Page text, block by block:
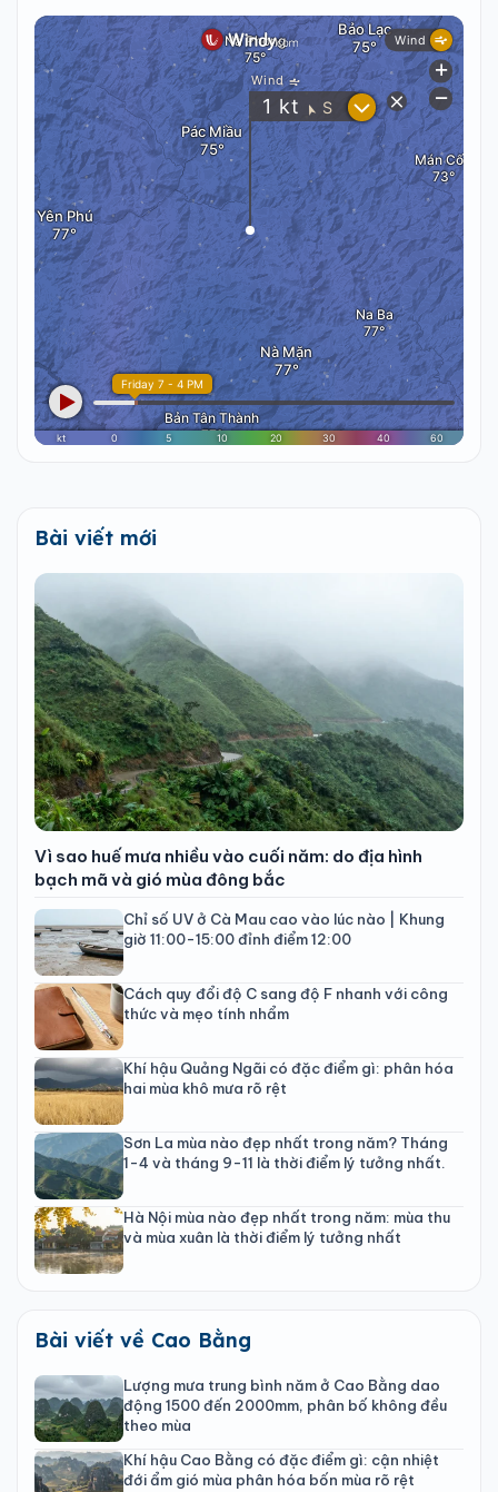
Bài viết mới
Vì sao huế mưa nhiều vào cuối năm: do địa hình
bạch mã và gió mùa đông bắc
Chỉ số UV ở Cà Mau cao vào lúc nào | Khung
giờ 11:00-15:00 đỉnh điểm 12:00
Cách quy đổi độ C sang độ F nhanh với công
thức và mẹo tính nhẩm
Khí hậu Quảng Ngãi có đặc điểm gì: phân hóa
hai mùa khô mưa rõ rệt
Sơn La mùa nào đẹp nhất trong năm? Tháng
1-4 và tháng 9-11 là thời điểm lý tưởng nhất.
Hà Nội mùa nào đẹp nhất trong năm: mùa thu
và mùa xuân là thời điểm lý tưởng nhất
Bài viết về Cao Bằng
Lượng mưa trung bình năm ở Cao Bằng dao
động 1500 đến 2000mm, phân bố không đều
theo mùa
Khí hậu Cao Bằng có đặc điểm gì: cận nhiệt
đới ẩm gió mùa phân hóa bốn mùa rõ rệt